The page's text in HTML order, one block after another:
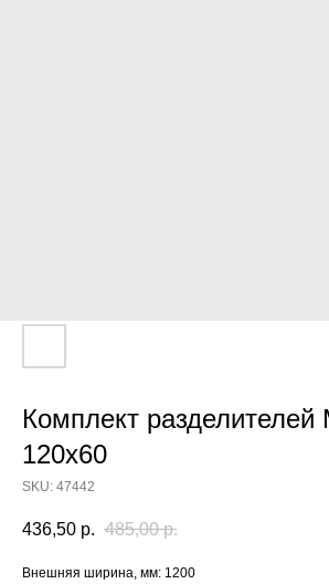
Комплект разделителей
120x60
SKU: 47442
436,50 р. 485,00 р.
Внешняя ширина, мм: 1200